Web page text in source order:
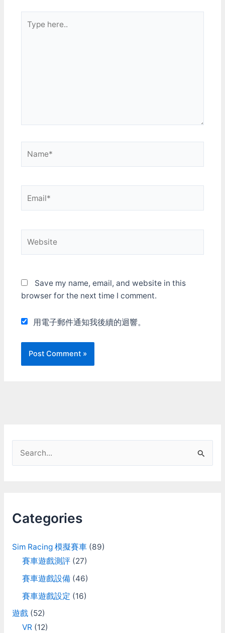
不過我這次的牙膏是食鹽口
here..
Save my name, email, and website in this
browser for the next time I comment.
用電子郵件通知我後續的迴響。
h
Categories
Sim Racing 模擬賽車(89)
賽車遊戲測評(27)
賽車遊戲設備(46)
賽車遊戲設定 (16)
遊戲(52)
VR(12)